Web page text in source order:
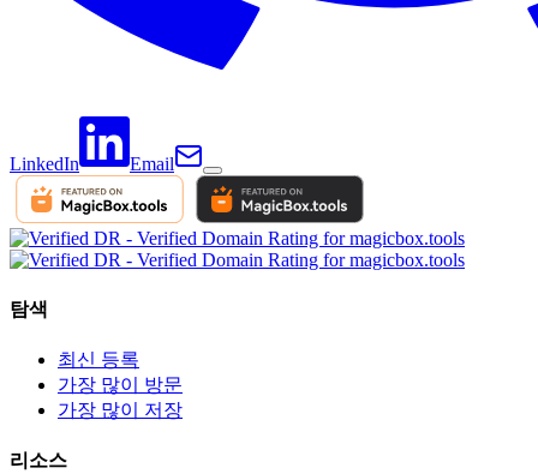
LinkedIn Email
탐색
최신 등록
가장 많이 방문
가장 많이 저장
리소스